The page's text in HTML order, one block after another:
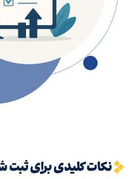
نکات کلیدی برای ثبت